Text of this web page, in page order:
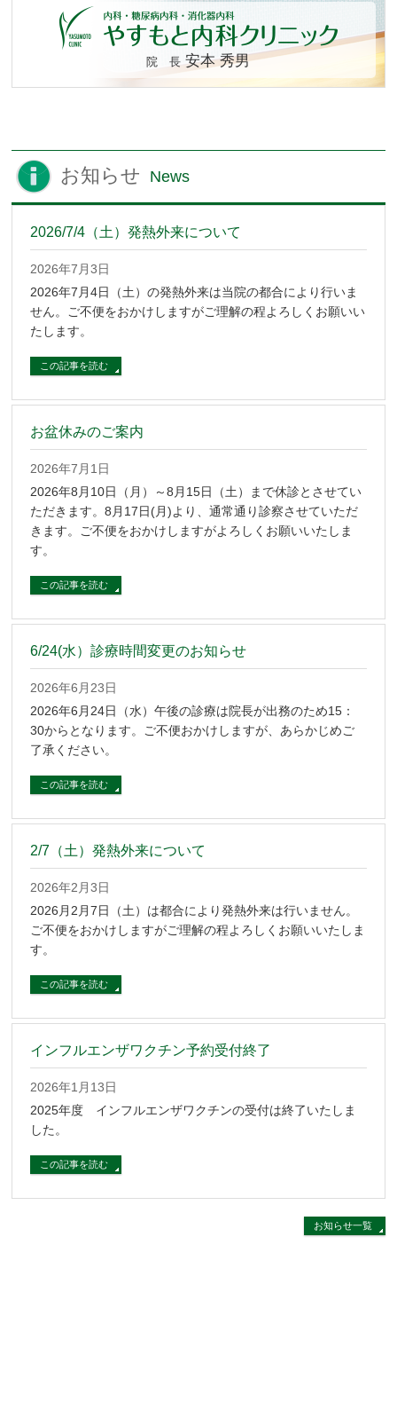
院 長 安本 秀男
お知らせ News
2026/7/4（土）発熱外来について
2026年7月3日
2026年7月4日（土）の発熱外来は当院の都合により行いま
せん。ご不便をおかけしますがご理解の程よろしくお願いい
たします。
この記事を読む
お盆休みのご案内
2026年7月1日
2026年8月10日（月）～8月15日（土）まで休診とさせてい
ただきます。8月17日(月)より、通常通り診察させていただ
きます。ご不便をおかけしますがよろしくお願いいたしま
す。
この記事を読む
6/24(水）診療時間変更のお知らせ
2026年6月23日
2026年6月24日（水）午後の診療は院長が出務のため15：
30からとなります。ご不便おかけしますが、あらかじめご
了承ください。
この記事を読む
2/7（土）発熱外来について
2026年2月3日
2026月2月7日（土）は都合により発熱外来は行いません。
ご不便をおかけしますがご理解の程よろしくお願いいたしま
す。
この記事を読む
インフルエンザワクチン予約受付終了
2026年1月13日
2025年度 インフルエンザワクチンの受付は終了いたしま
した。
この記事を読む
お知らせ一覧